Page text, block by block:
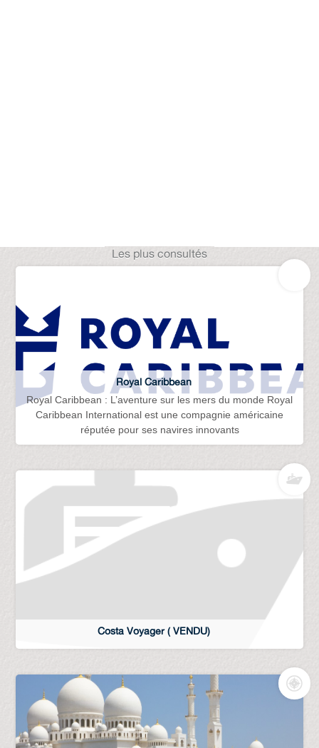
Les plus consultés
Royal Caribbean
Royal Caribbean : L’aventure sur les mers du monde Royal
Caribbean International est une compagnie américaine
réputée pour ses navires innovants
Costa Voyager ( VENDU)